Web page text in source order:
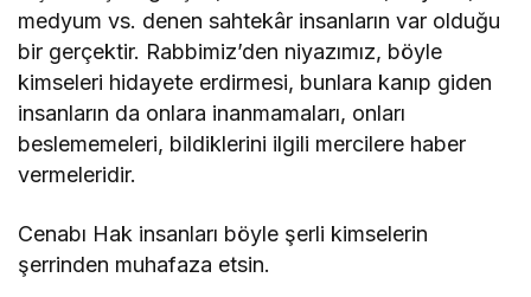
medyum vs. denen sahtekâr insanların var olduğu
bir gerçektir. Rabbimiz’den niyazımız, böyle
kimseleri hidayete erdirmesi, bunlara kanıp giden
insanların da onlara inanmamaları, onları
beslememeleri, bildiklerini ilgili mercilere haber
vermeleridir.
Cenabı Hak insanları böyle şerli kimselerin
şerrinden muhafaza etsin.